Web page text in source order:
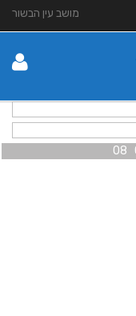
מושב עין הבשור